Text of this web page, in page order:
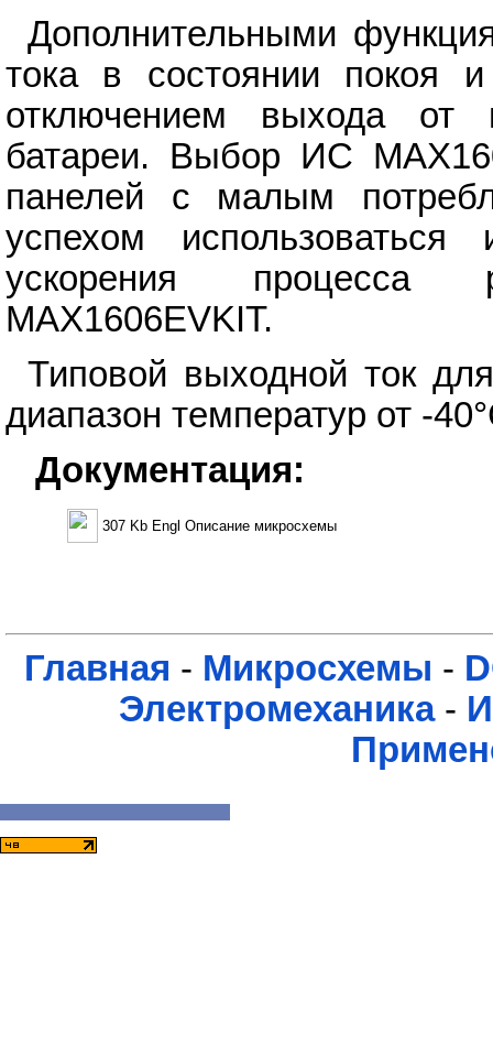
Дополнительными
тока в состоянии покоя
отключением выхода от
батареи. Выбор ИС
панелей с малым
успехом
ускорения процесса
MAX1606EVKIT.
Типовой выходной ток
диапазон температур от -
Документация:
307 Kb Engl Описание микросхемы
Главная - Микросхемы -
Электромеханика-